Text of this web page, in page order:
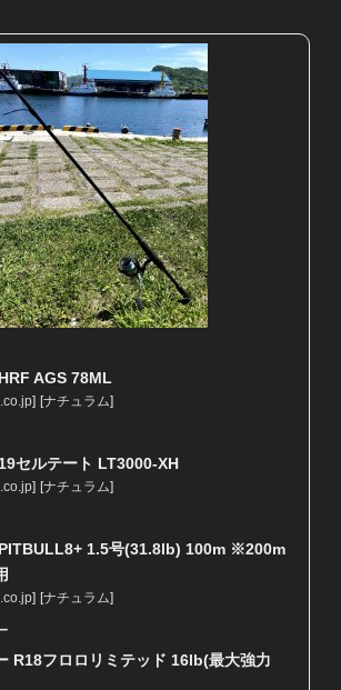
AGS 78ML
] [ナチュラム]
セルテート LT3000-XH
] [ナチュラム]
1.5号(31.8lb) 100m ※200m
] [ナチュラム]
R18フロロリミテッド 16lb(最大強力